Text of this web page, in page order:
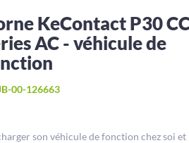
KeContact P30
AC - véhicule de
00-126663
son véhicule de fonction chez soi et